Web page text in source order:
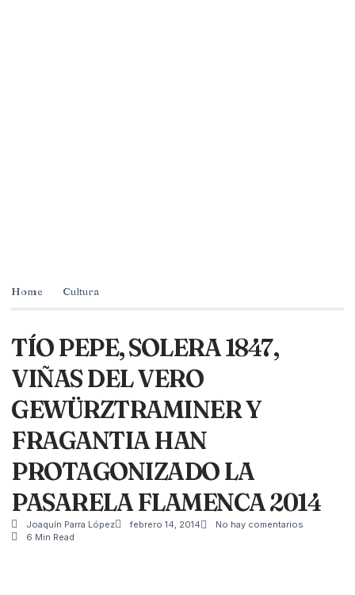
Home Cultura
TÍO PEPE, SOLERA 1847,
VIÑAS DEL VERO
GEWÜRZTRAMINER Y
FRAGANTIA HAN
PROTAGONIZADO LA
PASARELA FLAMENCA 2014
Joaquín Parra López febrero 14, 2014
No hay comentarios
6 Min Read